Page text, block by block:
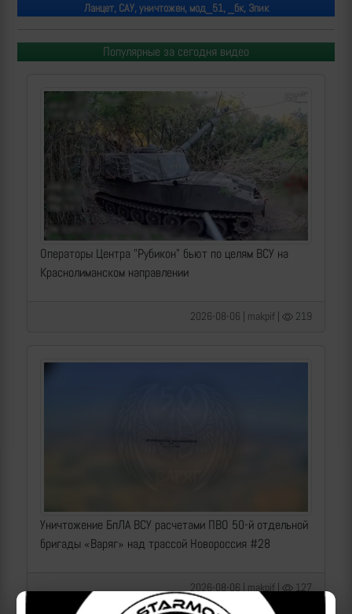
Ланцет, САУ, уничтожен, мод_51, _бк, Эпик
Популярные за сегодня видео
Операторы Центра "Рубикон" бьют по целям ВСУ на
Краснолиманском направлении
2026-08-06 | makpif | 219
Уничтожение БпЛА ВСУ расчетами ПВО 50-й отдельной
бригады «Варяг» над трассой Новороссия #28
2026-08-06 | makpif | 127